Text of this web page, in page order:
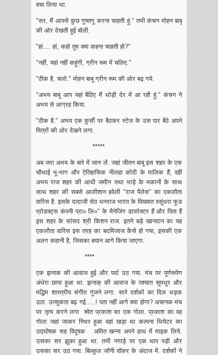
बचा लिया था.
"सर, मैं आपसे कुछ गुफ्तगू करना चाहती हूं." तभी कंचन मोहन बाबू
की ओर देखती हुई बोली.
"हां.... हां, कहो तुम क्या कहना चाहती हो?"
"नहीं, यहां नहीं कहूंगी, ग्रीन रूम में चलिए."
"ठीक है, चलो." मोहन बाबू ग्रीन रूम की ओर बढ़ गये.
"अभय बाबू आप यहां बैठिए मैं थोड़ी देर में आ रही हूं." कंचन ने
अभय से आग्रह किया.
"ठीक है." अभय एक कुर्सी पर बैठकर स्टेज के उस पार बैठे अपने
मित्रों की ओर‌ देखने लगा.
*****
अब जरा अभय के बारे में जान लें. जहां जीतन बाबू इस शहर के एक
चौथाई भू-भाग और ऐतिहासिक नीलहा कोठी के मालिक हैं, वहीं
अभय राज शहर की आधी जमीन तथा भाड़े के मकानों के साथ
साथ शहर की सबसे आलीशान हवेली "राज पैलेस" का एकलौता
वारिस है. इसके दादाजी सेठ धनराज भारत के विख्यात वसुंधरा फूड
प्रोडक्ट्स कंपनी प्रा० लि०" के मैनेजिंग डायरेक्टर हैं और पिता हैं
इस शहर के सांसद श्री किशन राज. इतने बड़े खानदान का यह
एकलौता वारिस इस तरह का बदमिजाज कैसे हो गया, इसकी एक
अलग कहानी है, जिसका बयान आगे किया जाएगा.
****
एक झनाक की आवाज हुई और पर्दा उठ गया. मंच पर पूर्णरूपेण
अंधेरा छाया हुआ था. झनाक् की आवाज के पश्चात सुमधुर और
मद्धिम शास्त्रीय संगीत गूंजने लगा. सारे दर्शकों का दिल धड़क
उठा. उत्सुकता बढ़ गई.....! पता नहीं आगे क्या होगा? अचानक मंच
पर नृत्य करने लगा श्वेत प्रकाश का एक गोला. प्रकाश का वह
गोला जहां जाकर स्थिर हुआ वहां खड़ा था कल्पना थियेटर का
उद्घोषक सह विदूषक अमित खन्ना अपने हाथ में माइक लिये.
उसका सर झुका हुआ था. तभी नगाड़े पर एक थाप पड़ी और
उसका सर उठ गया. बिल्कुल जॉनी वॉकर के अंदाज में. दर्शकों ने